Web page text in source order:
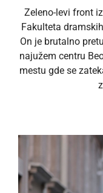
Zeleno-levi front
Fakulteta
On je brutalno
najužem centru
mestu gde se